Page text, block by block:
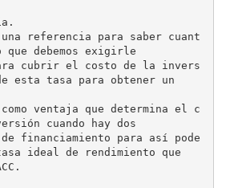
referencia para saber cuant
que debemos exigirle
cubrir el costo de la invers
esta tasa para obtener un
como ventaja que determina el c
cuando hay dos
financiamiento para así pode
ideal de rendimiento que